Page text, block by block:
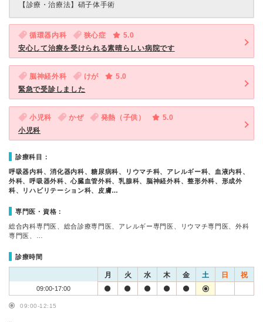
【診療・治療法】 硝子体手術
循環器内科 狭心症
5.0
安心して治療を受けられる素晴らしい病院です
脳神経外科 けが
5.0
緊急で受診しました
小児科 かぜ 発熱（子供）
5.0
小児科
診療科目：
呼吸器内科、消化器内科、糖尿病科、リウマチ科、アレルギー科、血液内科、
外科、呼吸器外科、心臓血管外科、乳腺科、脳神経外科、整形外科、形成外
科、リハビリテーション科、皮膚…
専門医・資格：
総合内科専門医、総合診療専門医、アレルギー専門医、リウマチ専門医、外科
専門医、…
診療時間
月 火 水 木 金 土 日 祝
09:00-17:00
09:00-12:15